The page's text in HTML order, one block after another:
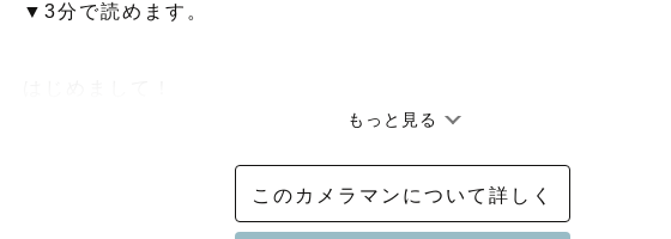
▼3分で読めます。
ありがとうございます✨
もっと見る
このカメラマンについて詳しく